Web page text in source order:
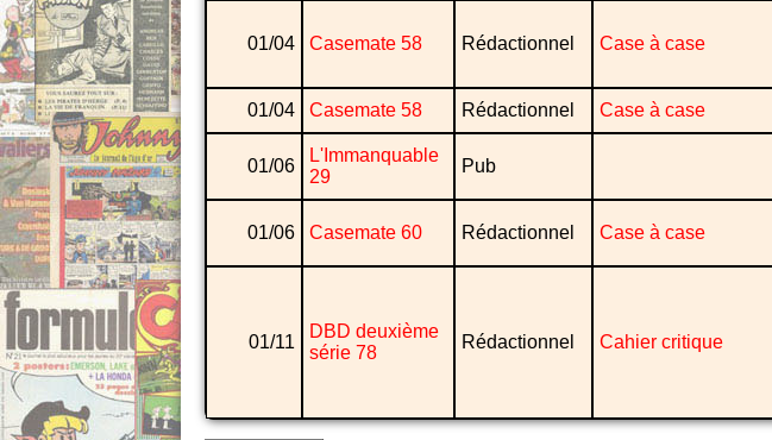
01/04 Casemate 58 Rédactionnel Case à case
01/04
Casemate 58 Rédactionnel Case à case
01/06
L'Immanquable
29
Pub
01/06 Casemate 60 Rédactionnel Case à case
01/11
DBD deuxième
série 78
Rédactionnel Cahier critique